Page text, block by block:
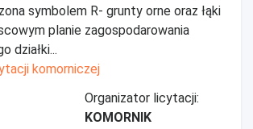
symbolem R- grunty orne oraz łąki
planie zagospodarowania
działki...
komorniczej
Organizator licytacji:
KOMORNIK